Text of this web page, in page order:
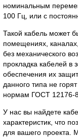
номинальным
100 Гц, или с
Такой кабель может
помещениях,
без механического
прокладка кабелей в
обеспечения их
данного типа не
нормам ГОСТ 12176-
У нас вы найдете
характеристик, что
для вашего проекта.